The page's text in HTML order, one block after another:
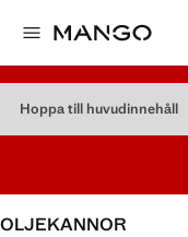
Hoppa till huvudinnehåll
OLJEKANNOR